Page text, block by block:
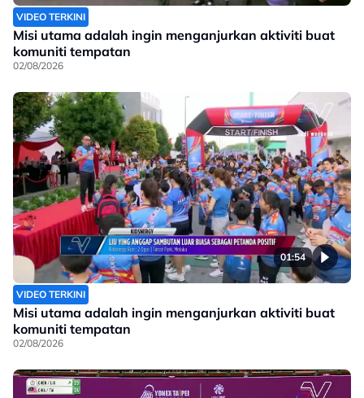
VIDEO TERKINI
Misi utama adalah ingin menganjurkan aktiviti buat
komuniti tempatan
02/08/2026
01:54
VIDEO TERKINI
Misi utama adalah ingin menganjurkan aktiviti buat
komuniti tempatan
02/08/2026